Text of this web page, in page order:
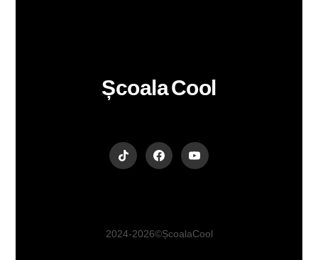
Școala Cool
2024-2026 © Școala Cool